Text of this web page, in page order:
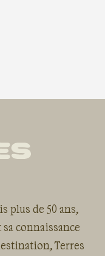
plus de 50 ans,
connaissance
Terres